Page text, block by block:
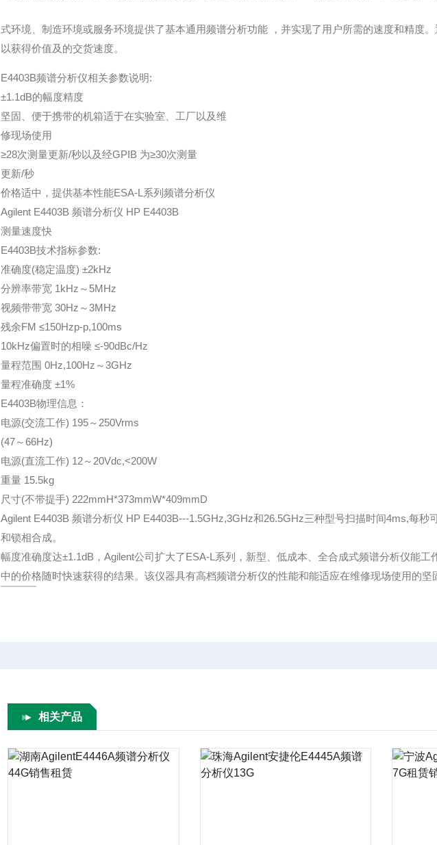
式环境、制造环境或服务环境提供了基本通用频谱分析功能 ，并实现了用户所需的速度和精度
以获得价值及的交货速度。
E4403B频谱分析仪相关参数说明:
±1.1dB的幅度精度
坚固、便于携带的机箱适于在实验室、工厂以及维
修现场使用
≥28次测量更新/秒以及经GPIB 为≥30次测量
更新/秒
价格适中，提供基本性能ESA-L系列频谱分析仪
Agilent E4403B 频谱分析仪 HP E4403B
测量速度快
E4403B技术指标参数:
准确度(稳定温度) ±2kHz
分辨率带宽 1kHz～5MHz
视频带带宽 30Hz～3MHz
残余FM ≤150Hzp-p,100ms
10kHz偏置时的相噪 ≤-90dBc/Hz
量程范围 0Hz,100Hz～3GHz
量程准确度 ±1%
E4403B物理信息：
电源(交流工作) 195～250Vrms
(47～66Hz)
电源(直流工作) 12～20Vdc,<200W
重量 15.5kg
尺寸(不带提手) 222mmH*373mmW*409mmD
Agilent E4403B 频谱分析仪 HP E4403B---1.5GHz,3GHz和26.5GHz三种型号扫描时间4ms,每秒
和锁相合成。
幅度准确度达±1.1dB，Agilent公司扩大了ESA-L系列，新型、低成本、全合成式频谱分析仪能工
中的价格随时快速获得的结果。该仪器具有高档频谱分析仪的性能和能适应在维修现场使用的坚
相关产品